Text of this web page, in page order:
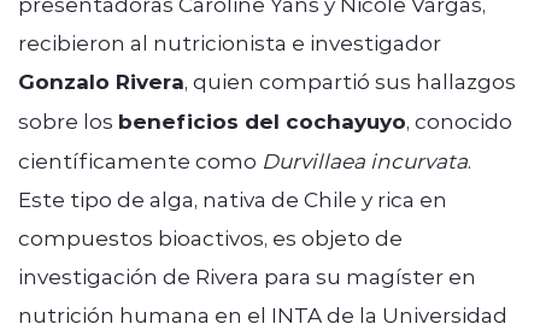
recibieron al nutricionista e investigador
Gonzalo Rivera, quien compartió sus hallazgos
sobre los beneficios del cochayuyo, conocido
científicamente como Durvillaea incurvata.
Este tipo de alga, nativa de Chile y rica en
compuestos bioactivos, es objeto de
investigación de Rivera para su magíster en
nutrición humana en el INTA de la Universidad